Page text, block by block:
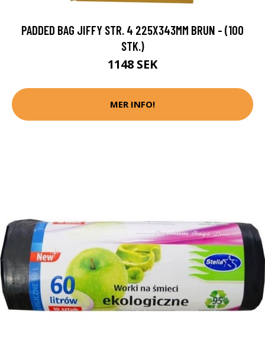
PADDED BAG JIFFY STR. 4 225X343MM BRUN - (100
STK.)
1148 SEK
MER INFO!